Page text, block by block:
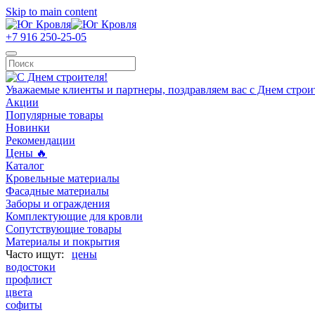
Skip to main content
+7 916 250-25-05
Уважаемые клиенты и партнеры, поздравляем вас с Днем
Акции
Популярные товары
Новинки
Рекомендации
Цены 🔥
Каталог
Кровельные материалы
Фасадные материалы
Заборы и ограждения
Комплектующие для кровли
Сопутствующие товары
Материалы и покрытия
цены
водостоки
профлист
цвета
софиты